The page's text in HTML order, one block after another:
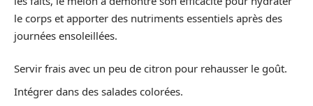
le corps et apporter des nutriments essentiels après des
journées ensoleillées.
Servir frais avec un peu de citron pour rehausser le goût.
Intégrer dans des salades colorées.